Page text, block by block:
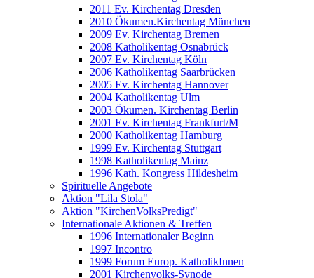
2011 Ev. Kirchentag Dresden
2010 Ökumen.Kirchentag München
2009 Ev. Kirchentag Bremen
2008 Katholikentag Osnabrück
2007 Ev. Kirchentag Köln
2006 Katholikentag Saarbrücken
2005 Ev. Kirchentag Hannover
2004 Katholikentag Ulm
2003 Ökumen. Kirchentag Berlin
2001 Ev. Kirchentag Frankfurt/M
2000 Katholikentag Hamburg
1999 Ev. Kirchentag Stuttgart
1998 Katholikentag Mainz
1996 Kath. Kongress Hildesheim
Spirituelle Angebote
Aktion "Lila Stola"
Aktion "KirchenVolksPredigt"
Internationale Aktionen & Treffen
1996 Internationaler Beginn
1997 Incontro
1999 Forum Europ. KatholikInnen
2001 Kirchenvolks-Synode